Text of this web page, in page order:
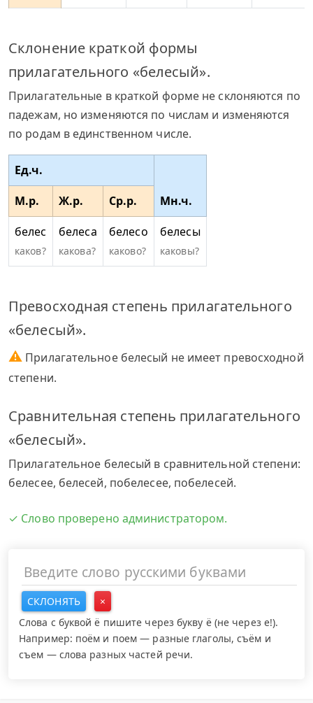
Склонение краткой формы
прилагательного «белесый».
Прилагательные в краткой форме не склоняются по
падежам, но изменяются по числам и изменяются
по родам в единственном числе.
Ед.ч.
Мн.ч.
М.р. Ж.р.
Ср.р.
белес
каков?
белеса
какова?
белесо
каково?
белесы
каковы?
Превосходная степень прилагательного
«белесый».
⚠ Прилагательное белесый не имеет превосходной
степени.
Сравнительная степень прилагательного
«белесый».
Прилагательное белесый в сравнительной степени:
белесее, белесей, побелесее, побелесей.
✓ Слово проверено администратором.
СКЛОНЯТЬ
×
Слова с буквой ё пишите через букву ё (не через е!).
Например: поём и поем — разные глаголы, съём и
съем — слова разных частей речи.